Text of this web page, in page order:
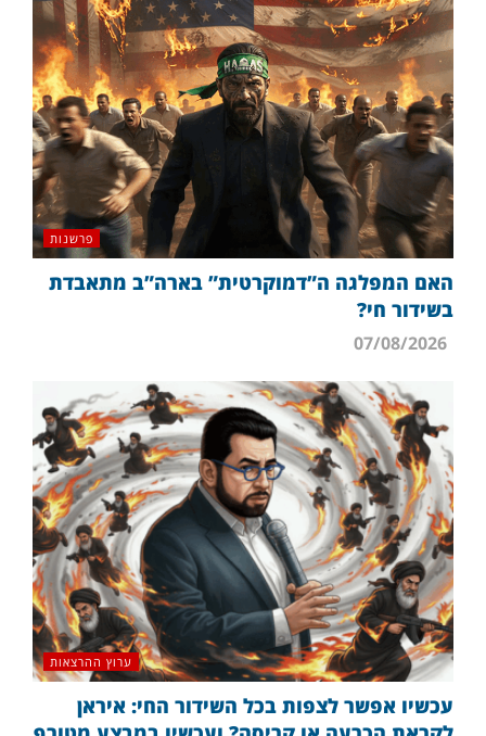
פרשנות
האם המפלגה ה”דמוקרטית” בארה”ב מתאבדת
בשידור חי?
ערוץ ההרצאות
עכשיו אפשר לצפות בכל השידור החי: איראן